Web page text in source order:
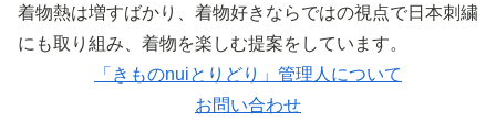
着物熱は増すばかり、着物好きならではの視点で日本刺繍
にも取り組み、着物を楽しむ提案をしています。
「きものnuiとりどり」管理人について
お問い合わせ